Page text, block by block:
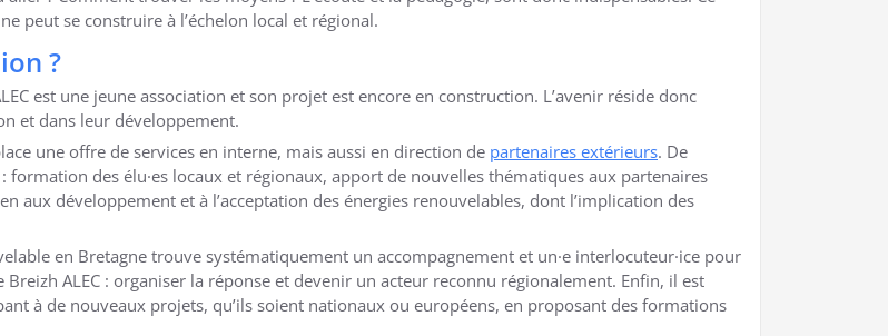
peut se construire à l’échelon local et régional.
?
est une jeune association et son projet est encore en construction. L’avenir réside donc
et dans leur développement.
une offre de services en interne, mais aussi en direction de partenaires extérieurs. De
des élu·es locaux et régionaux, apport de nouvelles thématiques aux partenaires
aux développement et à l’acceptation des énergies renouvelables, dont l’implication des
en Bretagne trouve systématiquement un accompagnement et un·e interlocuteur·ice pour
ALEC : organiser la réponse et devenir un acteur reconnu régionalement. Enfin, il est
à de nouveaux projets, qu’ils soient nationaux ou européens, en proposant des formations